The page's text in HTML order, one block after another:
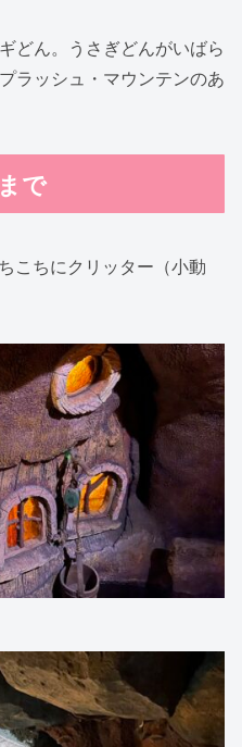
どん。うさぎどんがいばら
ラッシュ・マウンテンのあ
で
こちにクリッター（小動